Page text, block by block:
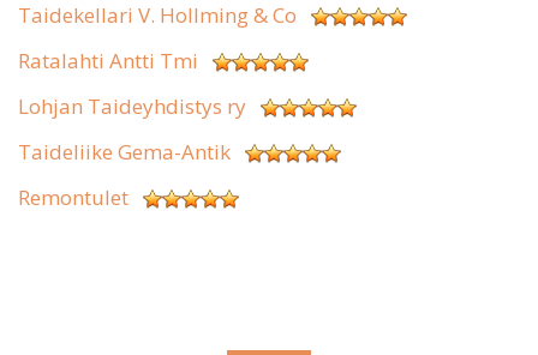
Taidekellari V. Hollming & Co
Ratalahti Antti Tmi
Lohjan Taideyhdistys ry
Taideliike Gema-Antik
Remontulet